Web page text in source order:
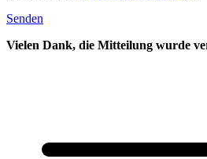
Senden
Vielen Dank, die Mitteilung wurde